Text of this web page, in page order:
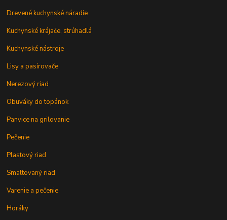
Drevené kuchynské náradie
Kuchynské krájače, strúhadlá
Kuchynské nástroje
Lisy a pasírovače
Nerezový riad
Obuváky do topánok
Panvice na grilovanie
Pečenie
Plastový riad
Smaltovaný riad
Varenie a pečenie
Horáky